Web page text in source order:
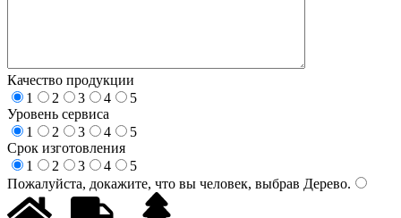
Качество продукции
1
2 3 4
5
Уровень сервиса
1
2 3 4
5
Срок изготовления
1
2 3 4
5
Пожалуйста, докажите, что вы человек, выбрав Дерево.